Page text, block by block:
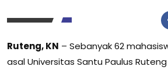
Ruteng, KN – Sebanyak 62
asal Universitas Santu Paulus